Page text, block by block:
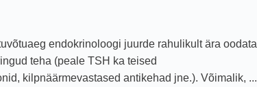
endokrinoloogi juurde rahulikult ära oodata
teha (peale TSH ka teised
kilpnäärmevastased antikehad jne.). Võimalik, ...